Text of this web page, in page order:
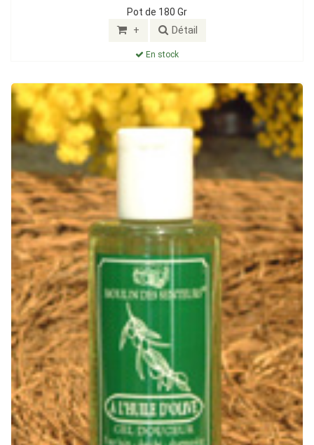
Pot de 180 Gr
+ Détail
En stock